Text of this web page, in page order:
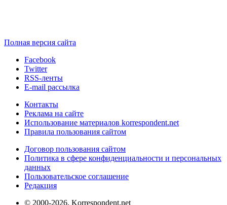
Полная версия сайта
Facebook
Twitter
RSS-ленты
E-mail рассылка
Контакты
Реклама на сайте
Использование материалов korrespondent.net
Правила пользования сайтом
Договор пользования сайтом
Политика в сфере конфиденциальности и персональных
данных
Пользовательское соглашение
Редакция
© 2000-2026, Korrespondent.net